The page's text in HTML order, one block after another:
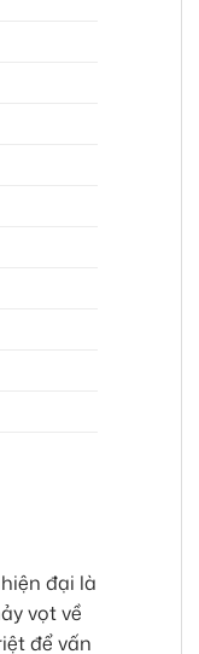
đại là
vọt về
để vấn